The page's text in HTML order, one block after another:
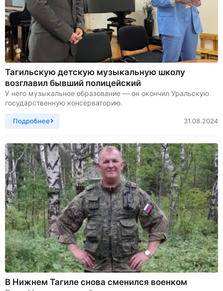
Тагильскую детскую музыкальную школу
возглавил бывший полицейский
У него музыкальное образование — он окончил Уральскую
государственную консерваторию.
Подробнее 31.08.2024
В Нижнем Тагиле снова сменился военком